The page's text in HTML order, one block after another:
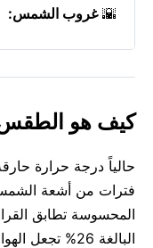
🌇غروب الشمس:
كيف هو الطقس
فترات من أشعة
المحسوسة تطابق
البالغة 26% تجعل الهواء منعشاً.